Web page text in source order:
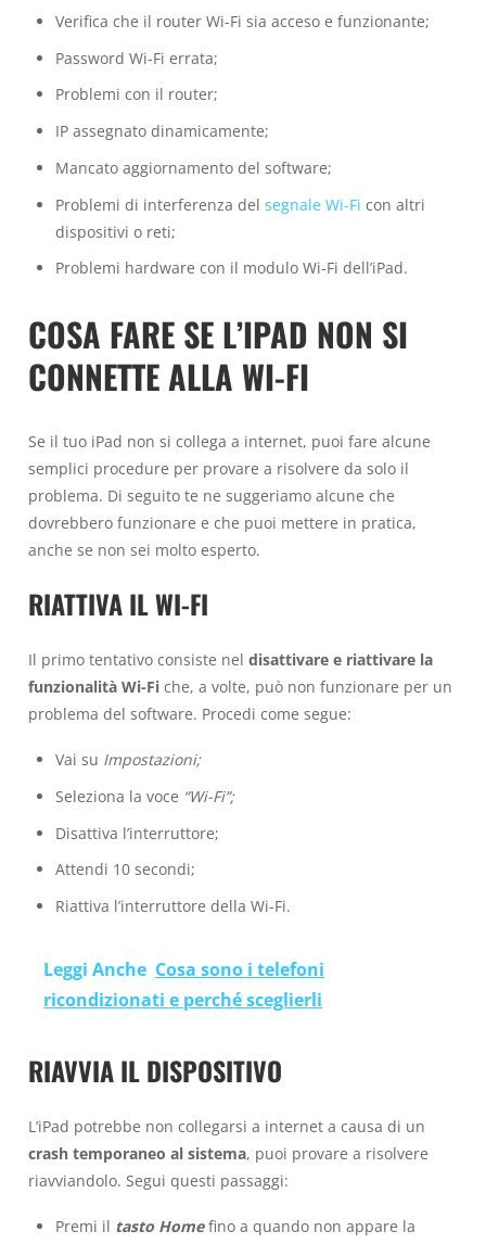
Verifica che il router Wi-Fi sia acceso e funzionante;
Password Wi-Fi errata;
Problemi con il router;
IP assegnato dinamicamente;
Mancato aggiornamento del software;
Problemi di interferenza del segnale Wi-Fi con altri
dispositivi o reti;
Problemi hardware con il modulo Wi-Fi dell’iPad.
COSA FARE SE L’IPAD NON SI
CONNETTE ALLA WI-FI
Se il tuo iPad non si collega a internet, puoi fare alcune
semplici procedure per provare a risolvere da solo il
problema. Di seguito te ne suggeriamo alcune che
dovrebbero funzionare e che puoi mettere in pratica,
anche se non sei molto esperto.
RIATTIVA IL WI-FI
Il primo tentativo consiste nel disattivare e riattivare la
funzionalità Wi-Fi che, a volte, può non funzionare per un
problema del software. Procedi come segue:
Vai su Impostazioni;
Seleziona la voce “Wi-Fi”;
Disattiva l’interruttore;
Attendi 10 secondi;
Riattiva l’interruttore della Wi-Fi.
Leggi Anche Cosa sono i telefoni
ricondizionati e perché sceglierli
RIAVVIA IL DISPOSITIVO
L’iPad potrebbe non collegarsi a internet a causa di un
crash temporaneo al sistema, puoi provare a risolvere
riavviandolo. Segui questi passaggi:
Premi il tasto Homefino a quando non appare la